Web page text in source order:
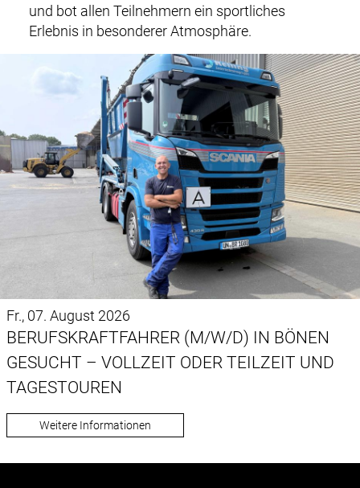
DOWNLOADS
und bot allen Teilnehmern ein sportliches
Erlebnis in besonderer Atmosphäre.
Fr., 07. August 2026
BERUFSKRAFTFAHRER (M/W/D) IN BÖNEN
GESUCHT – VOLLZEIT ODER TEILZEIT UND
TAGESTOUREN
Weitere Informationen